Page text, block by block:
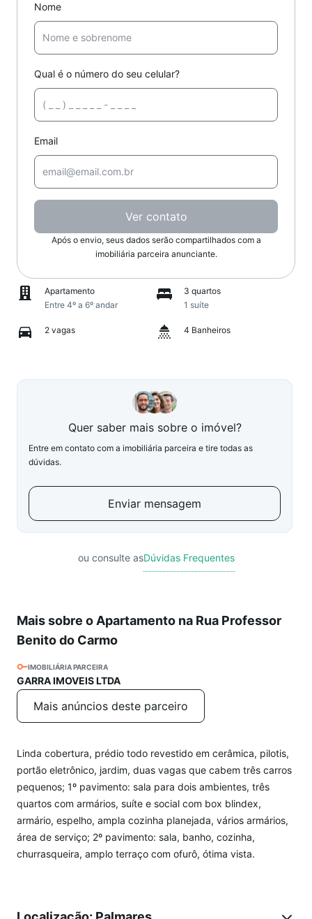
Nome
Qual é o número do seu celular?
Email
Ver contato
Após o envio, seus dados serão compartilhados com a
imobiliária parceira anunciante.
Apartamento
Entre 4º a 6º andar
3 quartos
1 suíte
2 vagas 4 Banheiros
Quer saber mais sobre o imóvel?
Entre em contato com a imobiliária parceira e tire todas as
dúvidas.
Enviar mensagem
ou consulte asDúvidas Frequentes
Mais sobre o Apartamento na Rua Professor
Benito do Carmo
IMOBILIÁRIA PARCEIRA
GARRA IMOVEIS LTDA
Mais anúncios deste parceiro
Linda cobertura, prédio todo revestido em cerâmica, pilotis,
portão eletrônico, jardim, duas vagas que cabem três carros
pequenos; 1º pavimento: sala para dois ambientes, três
quartos com armários, suíte e social com box blindex,
armário, espelho, ampla cozinha planejada, vários armários,
área de serviço; 2º pavimento: sala, banho, cozinha,
churrasqueira, amplo terraço com ofurô, ótima vista.